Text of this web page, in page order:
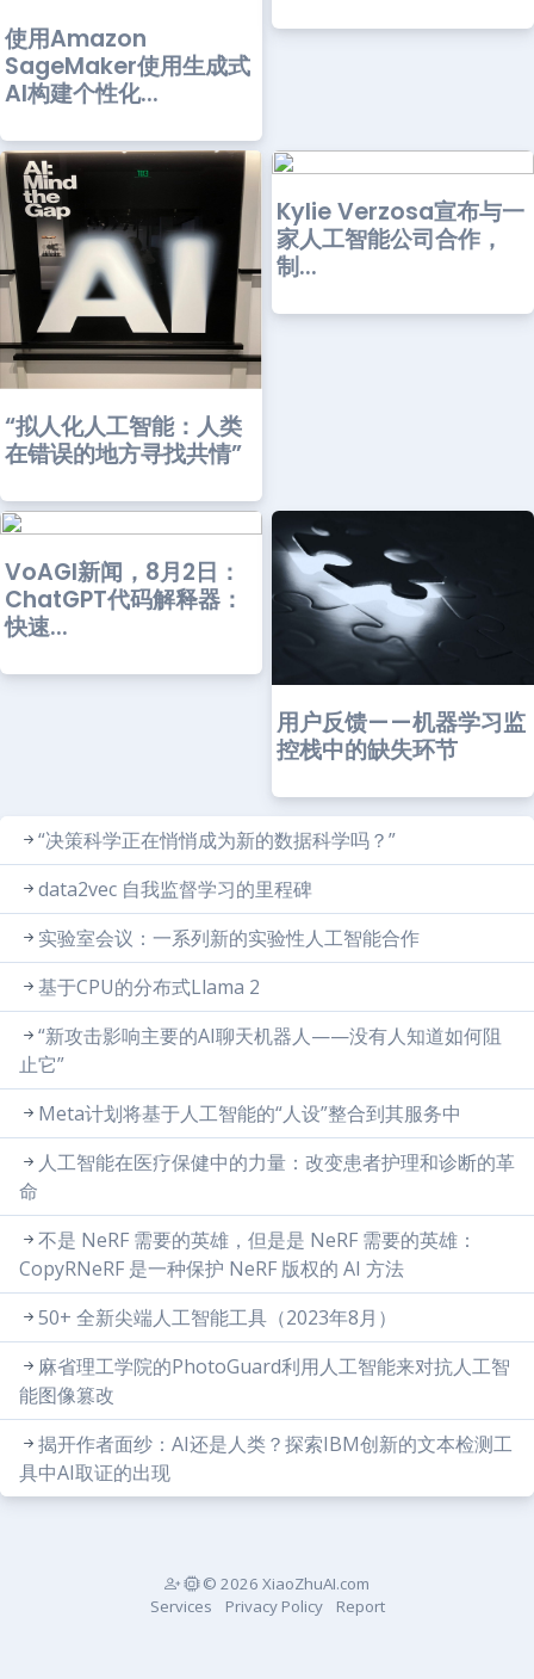
使用Amazon
SageMaker使用生成式
AI构建个性化...
“拟人化人工智能：人类
在错误的地方寻找共情”
Kylie Verzosa宣布与一
家人工智能公司合作，
制...
VoAGI新闻，8月2日：
ChatGPT代码解释器：
快速...
用户反馈——机器学习监
控栈中的缺失环节
“决策科学正在悄悄成为新的数据科学吗？”
data2vec 自我监督学习的里程碑
实验室会议：一系列新的实验性人工智能合作
基于CPU的分布式Llama 2
“新攻击影响主要的AI聊天机器人——没有人知道如何阻
止它”
Meta计划将基于人工智能的“人设”整合到其服务中
人工智能在医疗保健中的力量：改变患者护理和诊断的革
命
不是 NeRF 需要的英雄，但是是 NeRF 需要的英雄：
CopyRNeRF 是一种保护 NeRF 版权的 AI 方法
50+ 全新尖端人工智能工具（2023年8月）
麻省理工学院的PhotoGuard利用人工智能来对抗人工智
能图像篡改
揭开作者面纱：AI还是人类？探索IBM创新的文本检测工
具中AI取证的出现
© 2026 XiaoZhuAI.com
Services
Privacy Policy Report